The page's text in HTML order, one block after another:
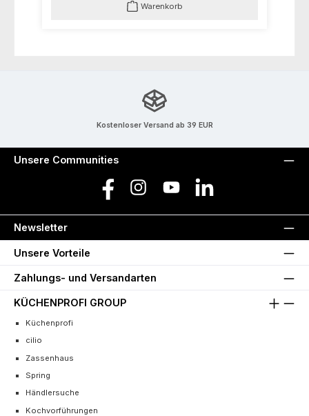
Warenkorb
Kostenloser Versand ab 39 EUR
Unsere Communities
Facebook Instagram YouTube LinkedIn
Newsletter
Unsere Vorteile
Zahlungs- und Versandarten
KÜCHENPROFI GROUP
Küchenprofi
cilio
Zassenhaus
Spring
Händlersuche
Kochvorführungen